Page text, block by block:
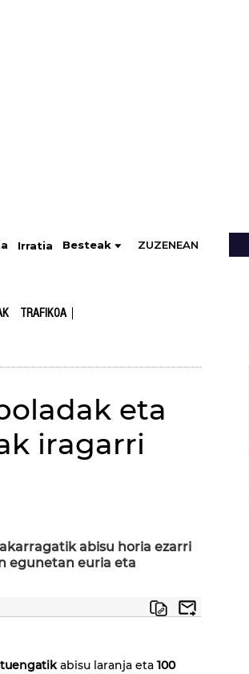
Irratia Besteak ZUZENEAN
TRAFIKOA
eta
iragarri
abisu horia ezarri
egunetan euria eta
abisu laranja eta 100